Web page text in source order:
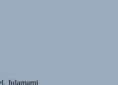
Julamami